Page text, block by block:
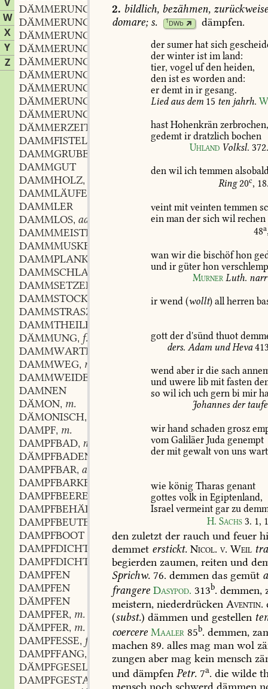
V
W
X
Y
Z
DÄMMERUNG
DÄMMERUNGSFADEN,m.
DÄMMERUNGSFALTER
DÄMMERUNGSGRAU
DÄMMERUNGSKREIS
DÄMMERUNGSSCHÖNE
DÄMMERUNGSSTILLE
DÄMMERUNGSVOGEL
DÄMMERUNGSZEIT
DÄMMERZEIT
DAMMFISTEL
DAMMGRUBE
DAMMGUT
DAMMHOLZ,
DAMMLÄUFER
DAMMLER
DAMMLOS, adj.
DAMMMEISTER
DAMMMUSKEL
DAMMPLANKE
DAMMSCHLAGADER
DAMMSETZER
DAMMSTOCK
DAMMSTRASZE
DAMMTHEILER
DÄMMUNG, f.
DAMMWARTE
DAMMWEG, m.
DAMMWEIDE
DAMNEN
DÄMON, m.
DÄMONISCH,
DAMPF, m.
DAMPFBAD, n.
DÄMPFBADEN
DAMPFBAR, adj.
DAMPFBARKEIT
DAMPFBEERE
DAMPFBEHÄLTER
DAMPFBEUTEL
DAMPFBOOT
DAMPFDICHT
DAMPFDICHTUNG,f.
DAMPFEN
DAMPFEN
DÄMPFEN
DAMPFER, m.
DÄMPFER, m.
DAMPFESSE, f.
DAMPFFANG,
DÄMPFGESELLE
DAMPFGESTALT
f.
2. bildlich, bezähmen,
domare;s. 1DWb dämpfen.
der sumer hat sich
der winter ist im land:
tier, vogel ufden heiden,
den ist es worden and:
er demt in ir gesang.
Liedausdem 15 ten jahrh.
hast Hohenkrän
gedemt ir dratzlich bochen
Uhland Volksl. 372
den wilich temmen
Ring 20c, 18
veint mit veinten temmen
ein man der sich wilrechen
48a
wan wir die bischöfhon
und ir güter hon
Murner Luth. narr
ir wend (wollt) allherren
gott der d'sünd thuot
ders. AdamundHeva
wend aber ir die sach
und uwere lib mit fasten
so wilich uch gern bi mir
Johannesder
wir hand schaden grosz
vom Galiläer Juda genempt
der mit gewalt von uns wart
wie könig Tharas genant
gottes volk in Egiptenland,
Israelvermeint gar zu
H. Sachs 3. 1,
den zuletzt der rauch und feuer
demmet erstickt. Nicol. v. Weil
begierden zaumen, reiten und
Sprichw. 76. demmen das gemüt
frangere Dasypod. 313b. demmen,
meistern, niederdrücken Aventin.
(subst.) dämmen und gestellen
coercere Maaler 85b. demmen,
machen 89. alles mag man wol
zungen aber mag kein mensch
und dämpfen Petr. 7a. die wilde